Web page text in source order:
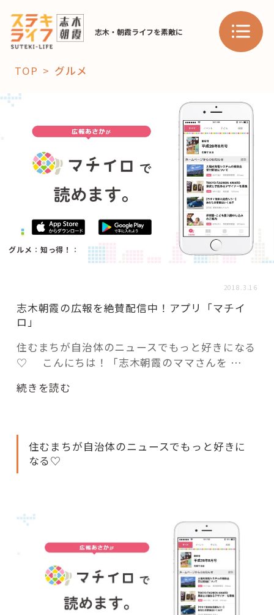
志木・朝霞ライフを素敵に
子育て
暮らし
おすすめ
スポット 学び・教育
「場」
HAREL
fleXe リノベ事例
協賛・協力店
これからの暮らし 住み替え相談
TOP グルメ
グルメ ： 知っ得！ ：
2018.3.16
志木朝霞の広報を絶賛配信中！アプリ「マチイ
ロ」
住むまちが自治体のニュースでもっと好きになる
♡ こんにちは！「志木朝霞のママさんを …
“志
霞
賛
続きを読む
住むまちが自治体のニュースでもっと好きに
なる♡